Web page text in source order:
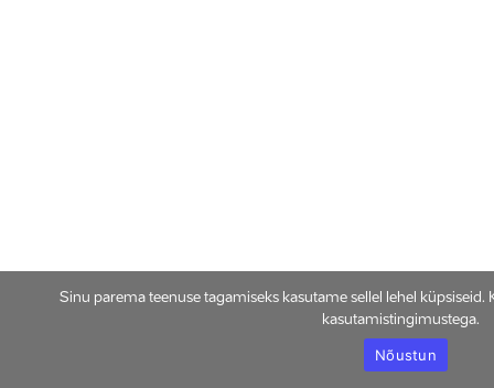
Sinu parema teenuse tagamiseks kasutame sellel lehel küpsiseid.
kasutamistingimustega.
Nõustun